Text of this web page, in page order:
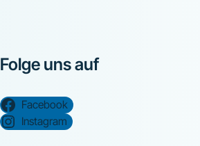
Folge uns auf
Facebook
Instagram